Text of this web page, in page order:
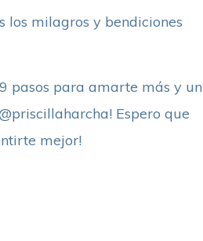
los milagros y bendiciones
pasos para amarte más y un
Espero que
mejor!